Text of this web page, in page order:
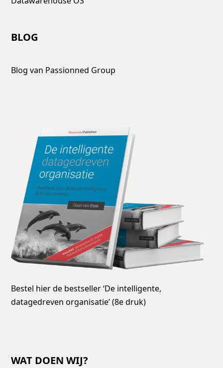
BLOG
Blog van Passionned Group
Bestel hier de bestseller ‘De intelligente,
datagedreven organisatie’ (8e druk)
WAT DOEN WIJ?